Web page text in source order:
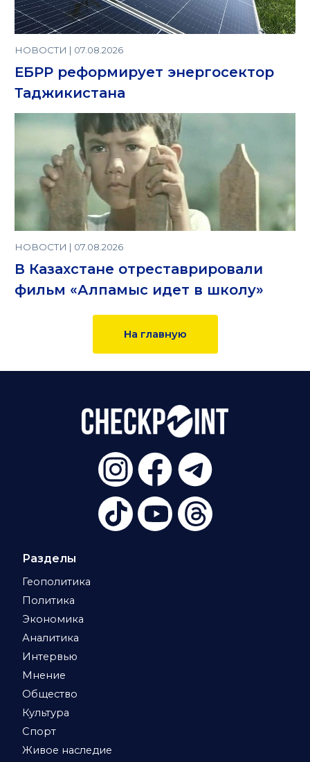
НОВОСТИ | 07.08.2026
ЕБРР реформирует энергосектор
Таджикистана
НОВОСТИ | 07.08.2026
В Казахстане отреставрировали
фильм «Алпамыс идет в школу»
На главную
Разделы
Геополитика
Политика
Экономика
Аналитика
Интервью
Мнение
Общество
Культура
Спорт
Живое наследие